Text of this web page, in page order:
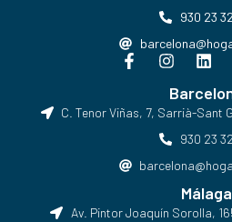
930 23
C. Tenor Viñas, 7, Sarrià-Sant
930 23
Málaga
Av. Pintor Joaquín Sorolla,